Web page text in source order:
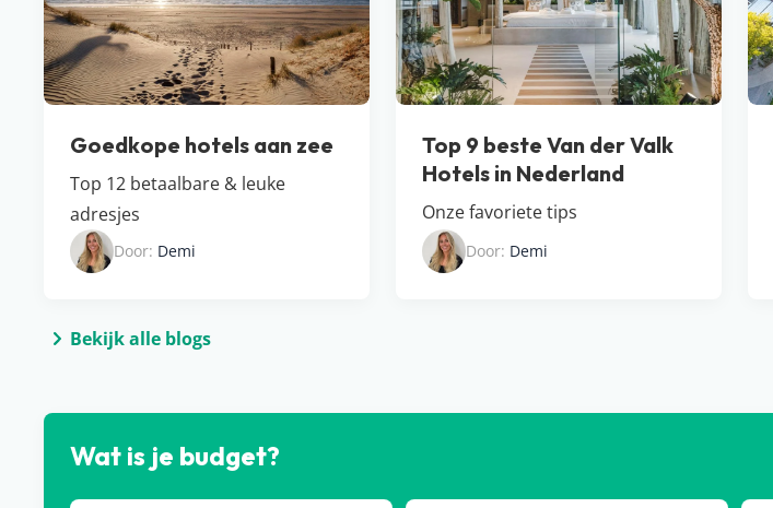
Goedkope hotels aan zee
Top 12 betaalbare & leuke
adresjes
Door: Demi
Top 9 beste Van der Valk
Hotel​s in Nederland
Onze favoriete tips
Door: Demi
Bekijk alle blogs
Wat is je budget?